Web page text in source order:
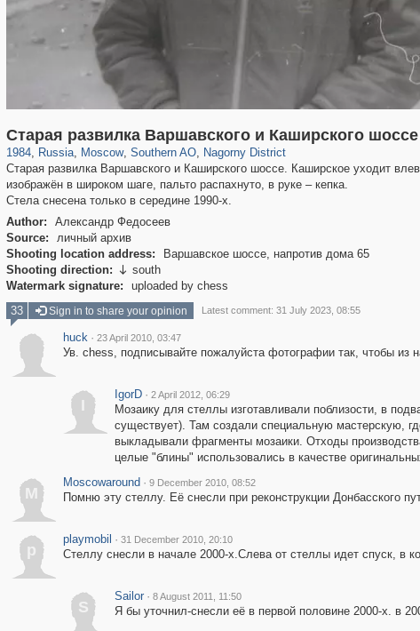
Старая развилка Варшавского и Каширского шоссе
1984, Russia
1,406,684 29,243
, Moscow
319,864 8,286
, Southern AO
21,648 390
, Nagorny District
508 2
Старая развилка Варшавского и Каширского шоссе. Каширское уходит
изображён в широком шаге, пальто распахнуто, в руке – кепка.
Стела снесена только в середине 1990-х.
Author:
Александр Федосеев
Source:
личный архив
Shooting location address:
Варшавское шоссе, напротив дома 65
Shooting direction:  south
Watermark signature:
uploaded by chess
33 Sign in to share your opinion Latest comment: 31 July 2023, 08:55
huck · 23 April 2010, 03:47
Ув. chess, подписывайте пожалуйста фотографии так, чтобы из
I
IgorD · 2 April 2012, 06:29
Мозаику для стеллы изготавливали поблизости, в
существует). Там создали специальную мастерскую,
выкладывали фрагменты мозаики. Отходы
целые "блины" использовались в качестве
M
Moscowaround · 9 December 2010, 08:52
Помню эту стеллу. Её снесли при реконструкции Донбасского
p
playmobil · 31 December 2010, 20:10
Стеллу снесли в начале 2000-х.Слева от стеллы идет спуск, в
S
Sailor · 8 August 2011, 11:50
Я бы уточнил-снесли её в первой половине 2000-х. в